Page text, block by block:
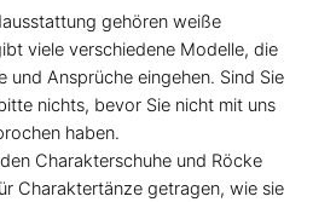
gehören weiße
viele verschiedene Modelle, die
und Ansprüche eingehen. Sind Sie
nichts, bevor Sie nicht mit uns
haben.
Charakterschuhe und Röcke
Charaktertänze getragen, wie sie